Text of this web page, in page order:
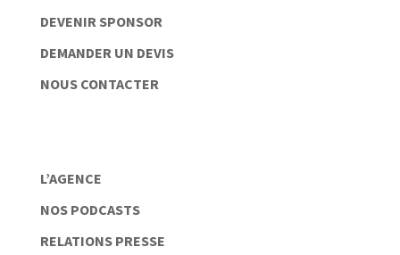
DEVENIR SPONSOR
DEMANDER UN DEVIS
NOUS CONTACTER
L’AGENCE
NOS PODCASTS
RELATIONS PRESSE